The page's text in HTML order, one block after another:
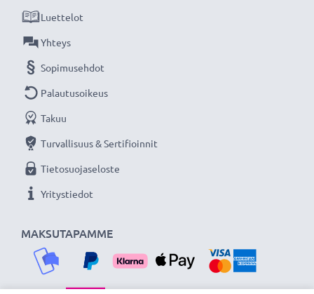
MAKSUTAPAMME
Luettelot
Yhteys
Sopimusehdot
Palautusoikeus
Takuu
Turvallisuus & Sertifioinnit
Tietosuojaseloste
Yritystiedot